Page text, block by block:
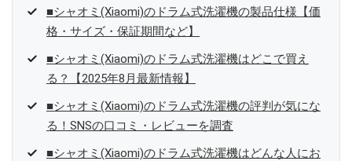
■シャオミ(Xiaomi)のドラム式洗濯機の製品仕様【価
格・サイズ・保証期間など】
■シャオミ(Xiaomi)のドラム式洗濯機はどこで買え
る？【2025年8月最新情報】
■シャオミ(Xiaomi)のドラム式洗濯機の評判が気にな
る！SNSの口コミ・レビューを調査
■シャオミ(Xiaomi)のドラム式洗濯機はどんな人にお